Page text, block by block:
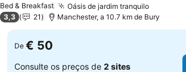
Bed & Breakfast Oásis de jardim tranquilo
3,3 21 Manchester, a 10.7 km de Bury
De € 50
Consulte os preços de 2 sites